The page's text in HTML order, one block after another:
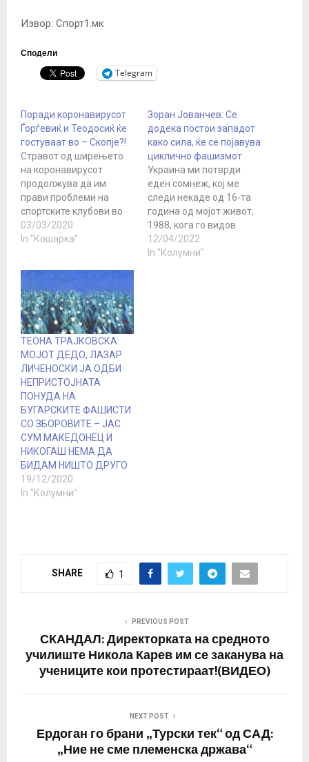
Извор: Спорт1.мк
Сподели
Telegram
Поради коронавирусот
Ѓорѓевиќ и Теодосиќ ќе
гостуваат во – Скопје?!
Стравот од ширењето
на коронавирусот
продолжува да им
прави проблеми на
спортските клубови во
Европа, нешто од што би
можеле да имаат
денешните
информација до која
дојде Спорт1.мк дека
кошаркарската
пресметка од Еврокупот
помеѓу Дарушафака и
Виртус Болоња би
можела да се одигра
задутре во…
03/03/2020
In "Кошарка"
Зоран Јованчев: Се
додека постои западот
како сила, ќе се појавува
циклично фашизмот
Украина ми потврди
еден сомнеж, кој ме
следи некаде од 16-та
година од мојот живот,
1988, кога го видов
дедо ми како пушта
солзи, тоа беше неколку
12/04/2022
In "Колумни"
ТЕОНА ТРАЈКОВСКА:
МОЈОТ ДЕДО, ЛАЗАР
ЛИЧЕНОСКИ ЈА ОДБИ
НЕПРИСТОЈНАТА
ПОНУДА НА
БУГАРСКИТЕ ФАШИСТИ
СО ЗБОРОВИТЕ – ЈАС
СУМ МАКЕДОНЕЦ И
НИКОГАШ НЕМА ДА
БИДАМ НИШТО ДРУГО
19/12/2020
In "Колумни"
SHARE 1
PREVIOUS POST
СКАНДАЛ: Директорката на средното
училиште Никола Карев им се заканува на
учениците кои протестираат!(ВИДЕО)
NEXT POST
Ердоган го брани „Турски тек“ од САД:
„Ние не сме племенска држава“